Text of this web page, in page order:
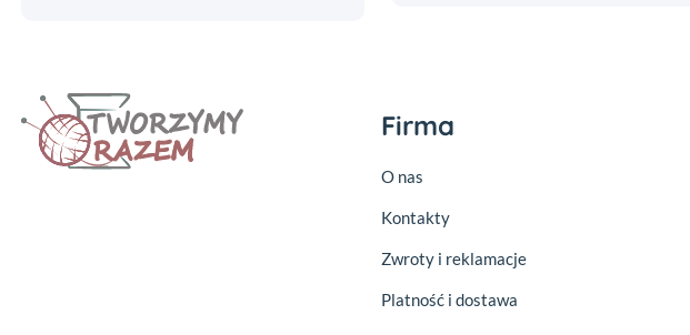
Firma
O nas
Kontakty
Zwroty i reklamacje
Platność i dostawa